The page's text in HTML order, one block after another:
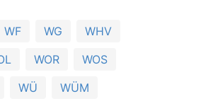
WF WG
WHV
WOR
WOS
WÜ WÜM